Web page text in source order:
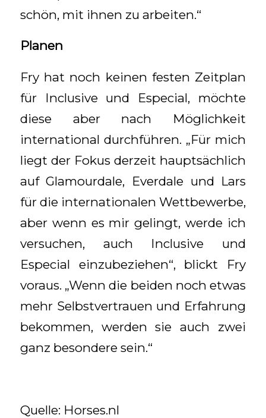
schön, mit ihnen zu arbeiten.“
Planen
Fry hat noch keinen festen Zeitplan
für Inclusive und Especial, möchte
diese aber nach Möglichkeit
international durchführen. „Für mich
liegt der Fokus derzeit hauptsächlich
auf Glamourdale, Everdale und Lars
für die internationalen Wettbewerbe,
aber wenn es mir gelingt, werde ich
versuchen, auch Inclusive und
Especial einzubeziehen“, blickt Fry
voraus. „Wenn die beiden noch etwas
mehr Selbstvertrauen und Erfahrung
bekommen, werden sie auch zwei
ganz besondere sein.“
Quelle: Horses.nl